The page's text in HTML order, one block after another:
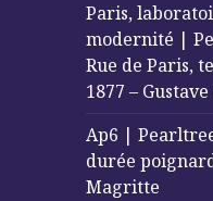
Paris,
modernité |
Rue de Paris,
1877 –
Ap6 |
durée
Magritte